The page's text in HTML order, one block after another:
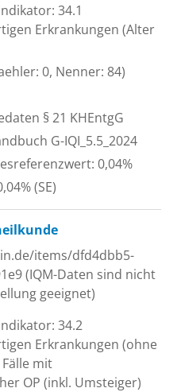
34.1
Erkrankungen (Alter
0, Nenner: 84)
§ 21 KHEntgG
G-IQI_5.5_2024
0,04%
(SE)
items/dfd4dbb5-
(IQM-Daten sind nicht
geeignet)
34.2
Erkrankungen (ohne
mit
OP (inkl. Umsteiger)